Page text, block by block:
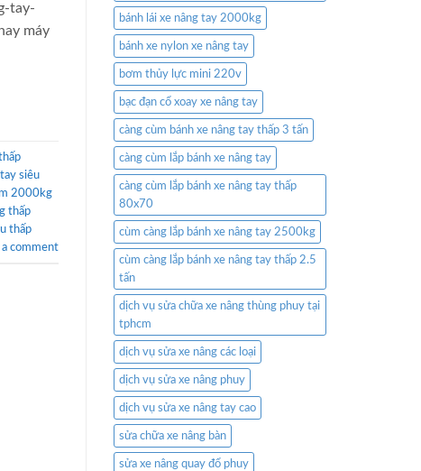
tay-
máy
siêu
2000kg
thấp
thấp
a comment
bánh lái xe nâng tay 2000kg
bánh xe nylon xe nâng tay
bơm thủy lực mini 220v
bạc đạn cổ xoay xe nâng tay
càng cùm bánh xe nâng tay thấp 3 tấn
càng cùm lắp bánh xe nâng tay
càng cùm lắp bánh xe nâng tay thấp
80x70
cùm càng lắp bánh xe nâng tay 2500kg
cùm càng lắp bánh xe nâng tay thấp 2.5
tấn
dịch vụ sửa chữa xe nâng thùng phuy tại
tphcm
dịch vụ sửa xe nâng các loại
dịch vụ sửa xe nâng phuy
dịch vụ sửa xe nâng tay cao
sửa chữa xe nâng bàn
sửa xe nâng quay đổ phuy